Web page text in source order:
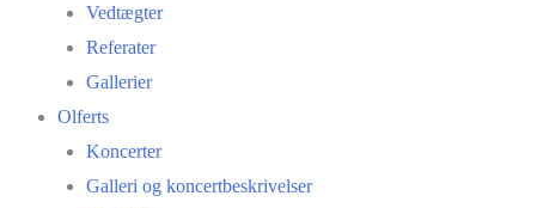
Vedtægter
Referater
Gallerier
Olferts
Koncerter
Galleri og koncertbeskrivelser